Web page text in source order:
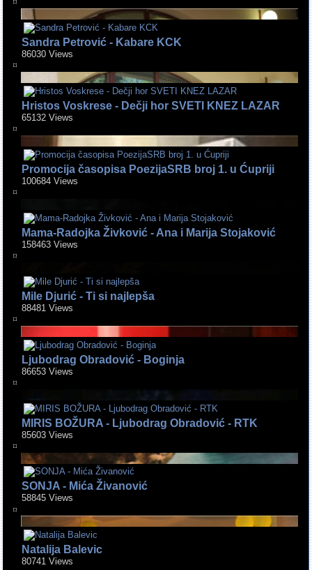
Sandra Petrović - Kabare KCK
86030 Views
Hristos Voskrese - Dečji hor SVETI KNEZ LAZAR
65132 Views
Promocija časopisa PoezijaSRB broj 1. u Ćupriji
100684 Views
Mama-Radojka Živković - Ana i Marija Stojaković
158463 Views
Mile Djurić - Ti si najlepša
88481 Views
Ljubodrag Obradović - Boginja
86653 Views
MIRIS BOŽURA - Ljubodrag Obradović - RTK
85603 Views
SONJA - Mića Živanović
58845 Views
Natalija Balevic
80741 Views